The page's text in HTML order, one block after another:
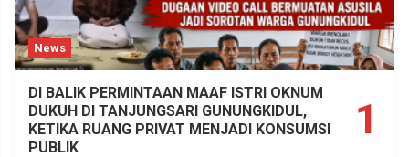
News
1
DI BALIK PERMINTAAN MAAF ISTRI OKNUM
DUKUH DI TANJUNGSARI GUNUNGKIDUL,
KETIKA RUANG PRIVAT MENJADI KONSUMSI
PUBLIK